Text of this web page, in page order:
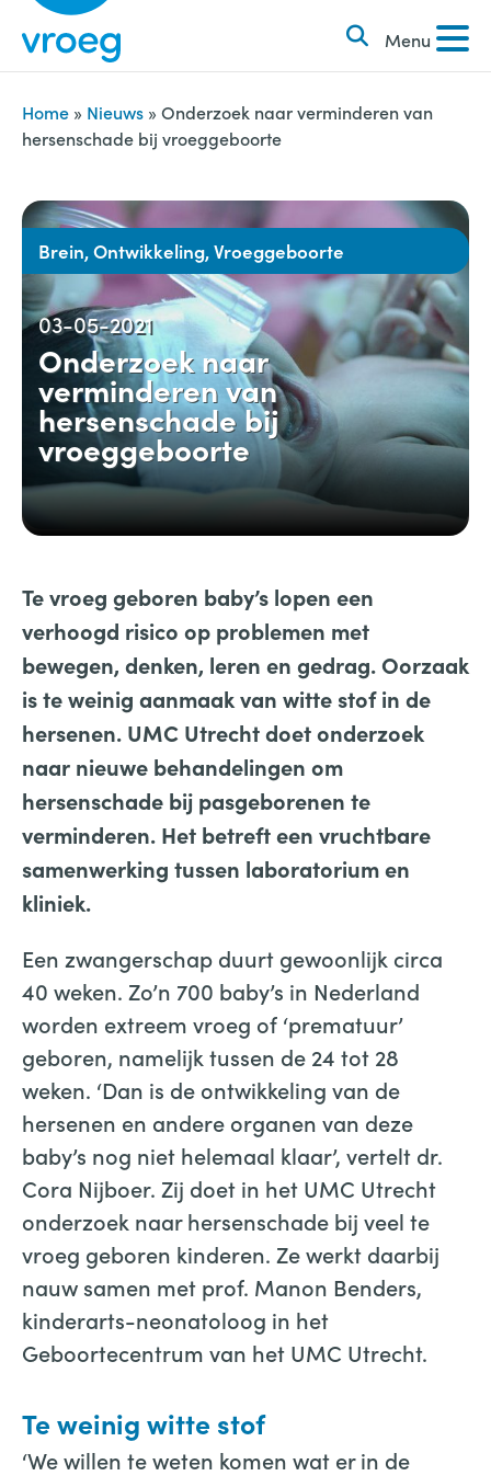
i
Menu
k
e
n
n
a
r
:
Home » Nieuws » Onderzoek naar verminderen van
hersenschade bij vroeggeboorte
Brein, Ontwikkeling, Vroeggeboorte
03-05-2021
Onderzoek naar
verminderen van
hersenschade bij
vroeggeboorte
Te vroeg geboren baby’s lopen een
verhoogd risico op problemen met
bewegen, denken, leren en gedrag. Oorzaak
is te weinig aanmaak van witte stof in de
hersenen. UMC Utrecht doet onderzoek
naar nieuwe behandelingen om
hersenschade bij pasgeborenen te
verminderen. Het betreft een vruchtbare
samenwerking tussen laboratorium en
kliniek.
Een zwangerschap duurt gewoonlijk circa
40 weken. Zo’n 700 baby’s in Nederland
worden extreem vroeg of ‘prematuur’
geboren, namelijk tussen de 24 tot 28
weken. ‘Dan is de ontwikkeling van de
hersenen en andere organen van deze
baby’s nog niet helemaal klaar’, vertelt dr.
Cora Nijboer. Zij doet in het UMC Utrecht
onderzoek naar hersenschade bij veel te
vroeg geboren kinderen. Ze werkt daarbij
nauw samen met prof. Manon Benders,
kinderarts-neonatoloog in het
Geboortecentrum van het UMC Utrecht.
Te weinig witte stof
‘We willen te weten komen wat er in de